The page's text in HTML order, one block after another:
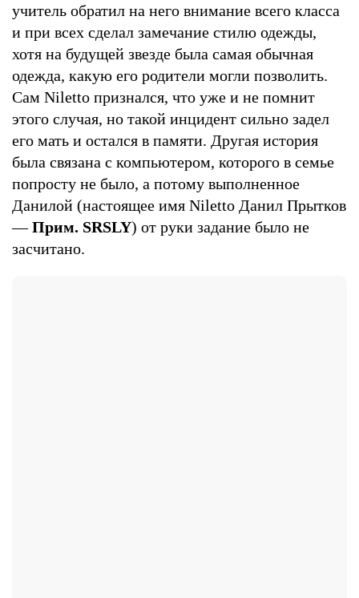
учитель обратил на него внимание всего класса
и при всех сделал замечание стилю одежды,
хотя на будущей звезде была самая обычная
одежда, какую его родители могли позволить.
Сам Niletto признался, что уже и не помнит
этого случая, но такой инцидент сильно задел
его мать и остался в памяти. Другая история
была связана с компьютером, которого в семье
попросту не было, а потому выполненное
Данилой (настоящее имя Niletto Данил Прытков
—Прим. SRSLY) от руки задание было не
засчитано.